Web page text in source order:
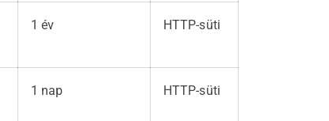
1 év HTTP-süti
1 nap HTTP-süti